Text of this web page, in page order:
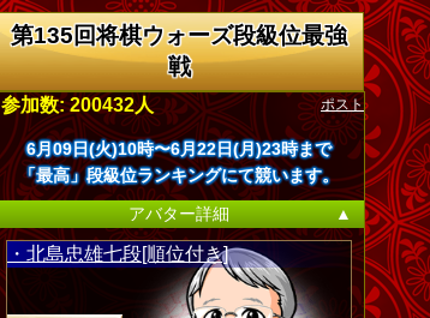
第135回将棋ウォーズ段級位最強
戦
ポスト
参加数: 200432人
6月09日(火)10時〜6月22日(月)23時まで
「最高」段級位ランキングにて競います。
アバター詳細
▲
・北島忠雄七段[順位付き]